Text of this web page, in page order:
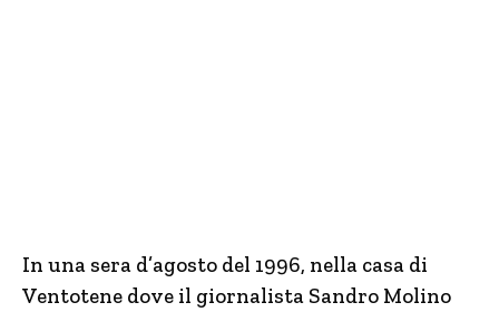
In una sera d’agosto del 1996, nella casa di
Ventotene dove il giornalista Sandro Molino